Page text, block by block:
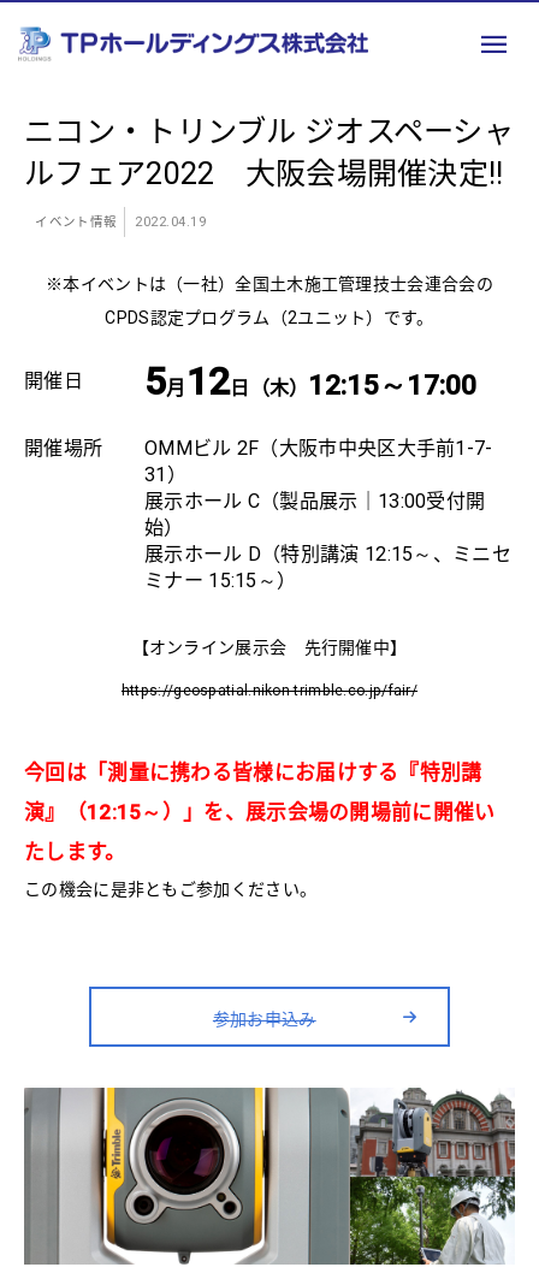
ニコン・トリンブル ジオスペーシャ
ルフェア2022 大阪会場開催決定!!
イベント情報 2022.04.19
※本イベントは（一社）全国土木施工管理技士会連合会の
CPDS認定プログラム（2ユニット）です。
開催日 5月 12日（木） 12:15～17:00
開催場所
OMMビル 2F（大阪市中央区大手前1-7-
31）
展示ホール C（製品展示｜13:00受付開
始）
展示ホール D（特別講演 12:15～、ミニセ
ミナー 15:15～）
【オンライン展示会 先行開催中】
https://geospatial.nikon-trimble.co.jp/fair/
今回は「測量に携わる皆様にお届けする『特別講
演』（12:15～）」を、展示会場の開場前に開催い
たします。
この機会に是非ともご参加ください。
参加お申込み